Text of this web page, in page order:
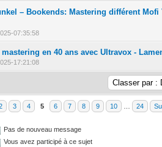
– Bookends: Mastering différent
07:35:58
en 40 ans avec Ultravox -
17:21:08
3 4 5 6 7 8 9 10 24
Pas de nouveau message
Vous avez participé à ce sujet